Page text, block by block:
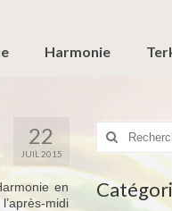
Harmonie
22
JUIL 2015
en
midi
Rechercher